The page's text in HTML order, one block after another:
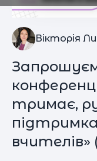
Вікторія
тримає,
вчителів»